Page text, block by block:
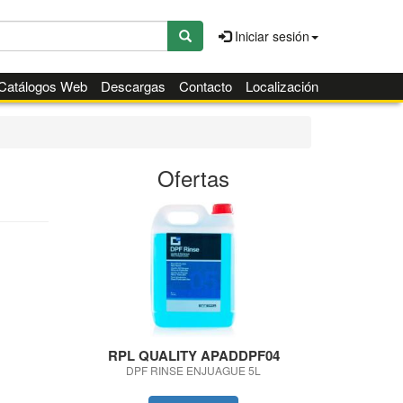
Iniciar sesión
Web Descargas Contacto Localización
Ofertas
RPL QUALITY APADDPF04
DPF RINSE ENJUAGUE 5L